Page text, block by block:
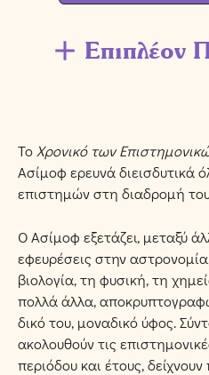
Επιπλέον
Το Xρονικό των
Ασίμοφ ερευνά διεισδυτικά
επιστημών στη διαδρομή
O Ασίμοφ εξετάζει, μεταξύ
εφευρέσεις στην
βιολογία, τη φυσική, τη
πολλά άλλα,
δικό του, μοναδικό ύφος.
ακολουθούν τις
περιόδου και έτους,